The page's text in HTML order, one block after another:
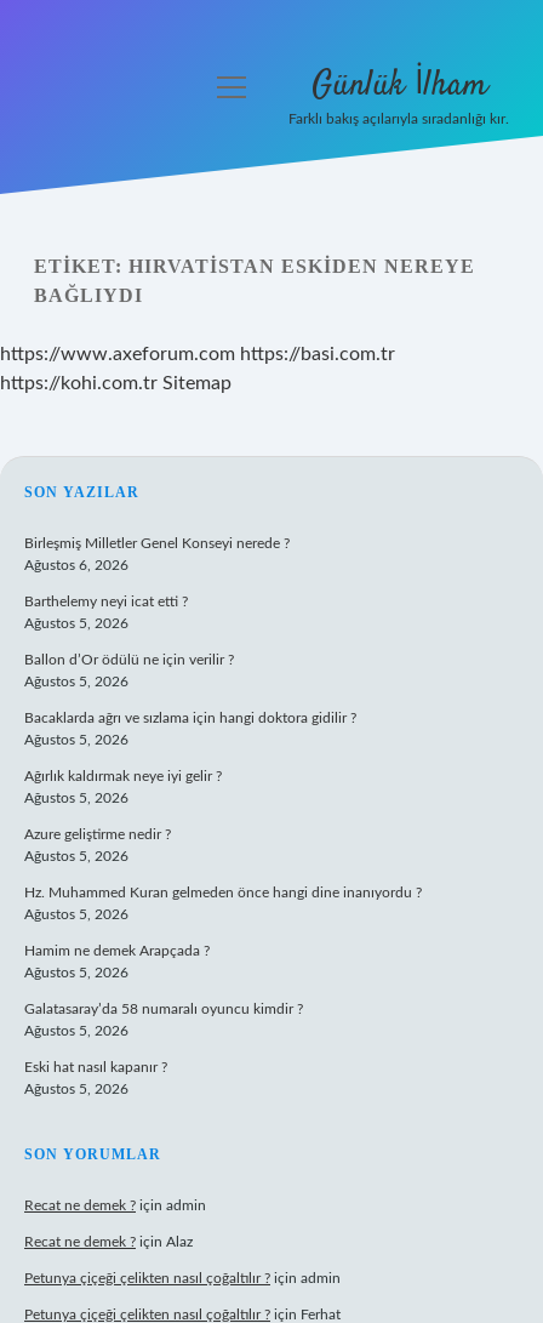
Yasal Uyarı
menüyü
Günlük İlham
Farklı bakış açılarıyla sıradanlığı kır.
ETIKET: HIRVATISTAN ESKIDEN NEREYE
BAĞLIYDI
https://www.axeforum.com https://basi.com.tr
https://kohi.com.tr Sitemap
SIDEBAR
SON YAZILAR
Birleşmiş Milletler Genel Konseyi nerede ?
Ağustos 6, 2026
Barthelemy neyi icat etti ?
Ağustos 5, 2026
Ballon d’Or ödülü ne için verilir ?
Ağustos 5, 2026
Bacaklarda ağrı ve sızlama için hangi doktora gidilir ?
Ağustos 5, 2026
Ağırlık kaldırmak neye iyi gelir ?
Ağustos 5, 2026
Azure geliştirme nedir ?
Ağustos 5, 2026
Hz. Muhammed Kuran gelmeden önce hangi dine inanıyordu ?
Ağustos 5, 2026
Hamim ne demek Arapçada ?
Ağustos 5, 2026
Galatasaray’da 58 numaralı oyuncu kimdir ?
Ağustos 5, 2026
Eski hat nasıl kapanır ?
Ağustos 5, 2026
SON YORUMLAR
Recat ne demek ? için admin
Recat ne demek ? için Alaz
Petunya çiçeği çelikten nasıl çoğaltılır ? için admin
Petunya çiçeği çelikten nasıl çoğaltılır ? için Ferhat